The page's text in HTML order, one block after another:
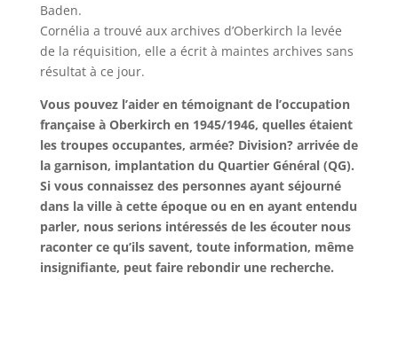
Baden.
Cornélia a trouvé aux archives d’Oberkirch la levée
de la réquisition, elle a écrit à maintes archives sans
résultat à ce jour.
Vous pouvez l’aider en témoignant de l’occupation
française à Oberkirch en 1945/1946, quelles étaient
les troupes occupantes, armée? Division? arrivée de
la garnison, implantation du Quartier Général (QG).
Si vous connaissez des personnes ayant séjourné
dans la ville à cette époque ou en en ayant entendu
parler, nous serions intéressés de les écouter nous
raconter ce qu’ils savent, toute information, même
insignifiante, peut faire rebondir une recherche.